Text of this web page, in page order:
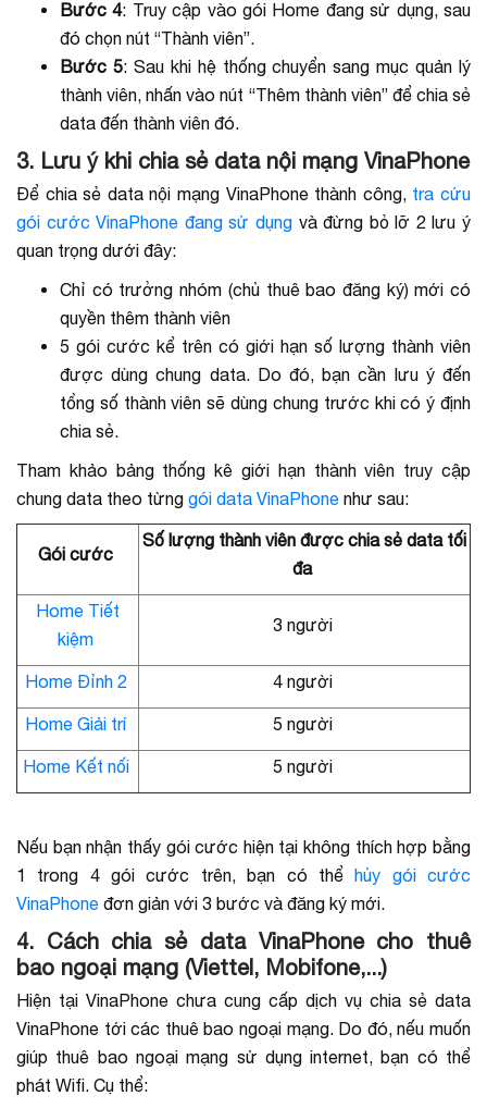
Bước 4: Truy cập vào gói Home đang sử dụng, sau
đó chọn nút “Thành viên”.
Bước 5: Sau khi hệ thống chuyển sang mục quản lý
thành viên, nhấn vào nút “Thêm thành viên” để chia sẻ
data đến thành viên đó.
3. Lưu ý khi chia sẻ data nội mạng VinaPhone
Để chia sẻ data nội mạng VinaPhone thành công, tra cứu
gói cước VinaPhone đang sử dụng và đừng bỏ lỡ 2 lưu ý
quan trọng dưới đây:
Chỉ có trưởng nhóm (chủ thuê bao đăng ký) mới có
quyền thêm thành viên
5 gói cước kể trên có giới hạn số lượng thành viên
được dùng chung data. Do đó, bạn cần lưu ý đến
tổng số thành viên sẽ dùng chung trước khi có ý định
chia sẻ.
Tham khảo bảng thống kê giới hạn thành viên truy cập
chung data theo từng gói data VinaPhone như sau:
Gói cước
Số lượng thành viên được chia sẻ data tối
đa
Home Tiết
kiệm
3 người
Home Đỉnh 2 4 người
Home Giải trí 5 người
Home Kết nối 5 người
Nếu bạn nhận thấy gói cước hiện tại không thích hợp bằng
1 trong 4 gói cước trên, bạn có thểhủy gói cước
VinaPhone đơn giản với 3 bước và đăng ký mới.
4. Cách chia sẻ data VinaPhone cho thuê
bao ngoại mạng (Viettel, Mobifone,...)
Hiện tại VinaPhone chưa cung cấp dịch vụ chia sẻ data
VinaPhone tới các thuê bao ngoại mạng. Do đó, nếu muốn
giúp thuê bao ngoại mạng sử dụng internet, bạn có thể
phát Wifi. Cụ thể: